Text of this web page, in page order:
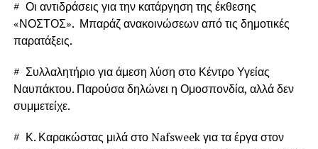
# Οι αντιδράσεις για την κατάργηση της έκθεσης
«ΝΟΣΤΟΣ». Μπαράζ ανακοινώσεων από τις δημοτικές
παρατάξεις.
# Συλλαλητήριο για άμεση λύση στο Κέντρο Υγείας
Ναυπάκτου. Παρούσα δηλώνει η Ομοσπονδία, αλλά δεν
συμμετείχε.
# Κ. Καρακώστας μιλά στο Nafsweek για τα έργα στον